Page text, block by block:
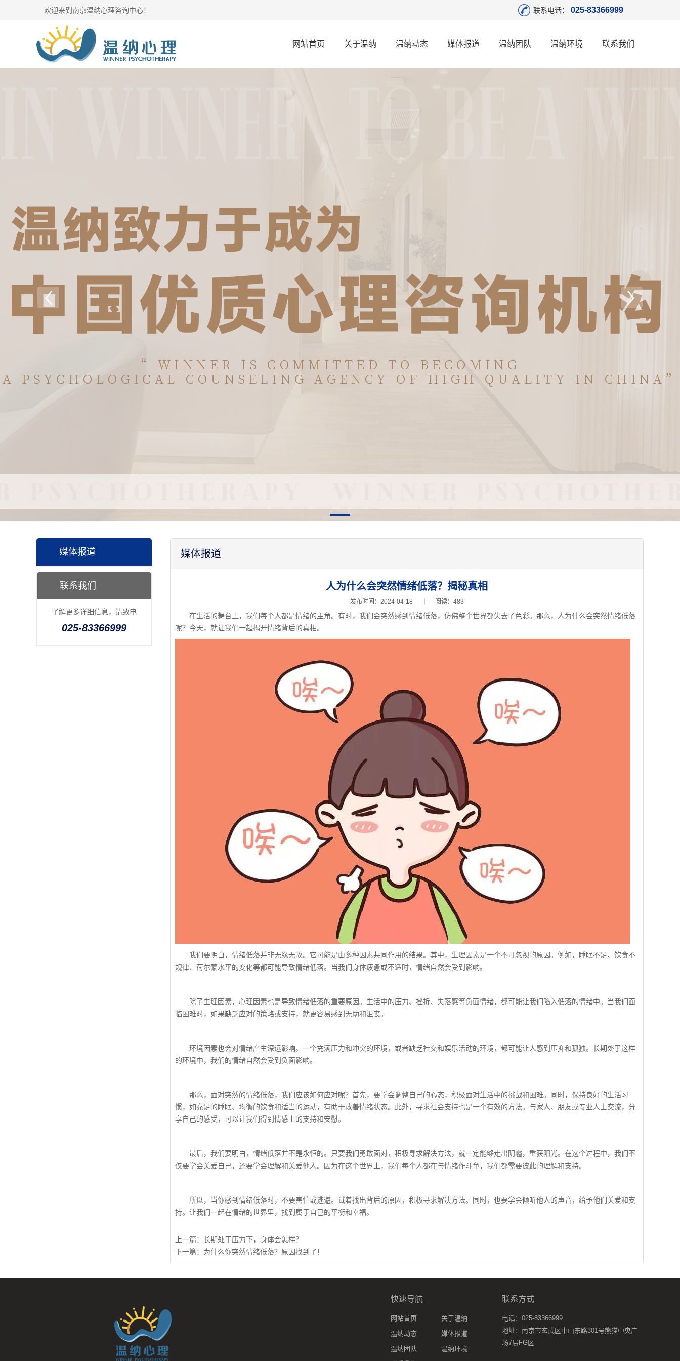
欢迎来到南京温纳心理咨询中心！ 联系电话： 025-83366999
网站首页 关于温纳 温纳动态 媒体报道 温纳团队 温纳环境 联系我们
媒体报道
联系我们
了解更多详细信息，请致电
025-83366999
媒体报道
人为什么会突然情绪低落？揭秘真相
发布时间：2024-04-18 阅读：483
在生活的舞台上，我们每个人都是情绪的主角。有时，我们会突然感到情绪低落，仿佛整个世界都失去了色彩。那么，人为什么会突然情绪低落
呢？今天，就让我们一起揭开情绪背后的真相。
我们要明白，情绪低落并非无缘无故。它可能是由多种因素共同作用的结果。其中，生理因素是一个不可忽视的原因。例如，睡眠不足、饮食不
规律、荷尔蒙水平的变化等都可能导致情绪低落。当我们身体疲惫或不适时，情绪自然会受到影响。
除了生理因素，心理因素也是导致情绪低落的重要原因。生活中的压力、挫折、失落感等负面情绪，都可能让我们陷入低落的情绪中。当我们面
临困难时，如果缺乏应对的策略或支持，就更容易感到无助和沮丧。
环境因素也会对情绪产生深远影响。一个充满压力和冲突的环境，或者缺乏社交和娱乐活动的环境，都可能让人感到压抑和孤独。长期处于这样
的环境中，我们的情绪自然会受到负面影响。
那么，面对突然的情绪低落，我们应该如何应对呢？首先，要学会调整自己的心态，积极面对生活中的挑战和困难。同时，保持良好的生活习
惯，如充足的睡眠、均衡的饮食和适当的运动，有助于改善情绪状态。此外，寻求社会支持也是一个有效的方法。与家人、朋友或专业人士交流，分
享自己的感受，可以让我们得到情感上的支持和安慰。
最后，我们要明白，情绪低落并不是永恒的。只要我们勇敢面对，积极寻求解决方法，就一定能够走出阴霾，重获阳光。在这个过程中，我们不
仅要学会关爱自己，还要学会理解和关爱他人。因为在这个世界上，我们每个人都在与情绪作斗争，我们都需要彼此的理解和支持。
所以，当你感到情绪低落时，不要害怕或逃避。试着找出背后的原因，积极寻求解决方法。同时，也要学会倾听他人的声音，给予他们关爱和支
持。让我们一起在情绪的世界里，找到属于自己的平衡和幸福。
上一篇：长期处于压力下，身体会怎样？
下一篇： 为什么你突然情绪低落？原因找到了！
快速导航
网站首页
关于温纳
温纳动态
媒体报道
温纳团队
温纳环境
联系方式
电话：025-83366999
地址：南京市玄武区中山东路301号熊猫中央广
场7层FG区